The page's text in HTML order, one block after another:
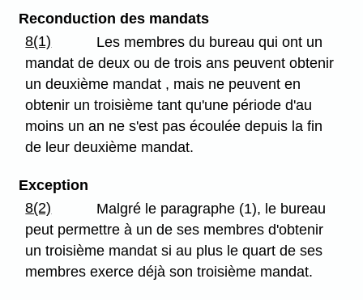
Reconduction des mandats
8(1)
Les membres du bureau qui ont un
mandat de deux ou de trois ans peuvent obtenir
un deuxième mandat , mais ne peuvent en
obtenir un troisième tant qu'une période d'au
moins un an ne s'est pas écoulée depuis la fin
de leur deuxième mandat.
Exception
8(2)
Malgré le paragraphe (1), le bureau
peut permettre à un de ses membres d'obtenir
un troisième mandat si au plus le quart de ses
membres exerce déjà son troisième mandat.